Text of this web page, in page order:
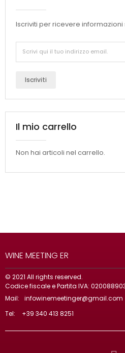
Iscriviti per ricevere
Iscriviti
Il mio carrello
Non hai articoli nel carrello.
WINE MEETING ER
© 2021 All rights reserved.
Codice fiscale e Partita IVA:
Mail:
infowinemeetinger@gmail.com
Tel:
+39 340 413 8251